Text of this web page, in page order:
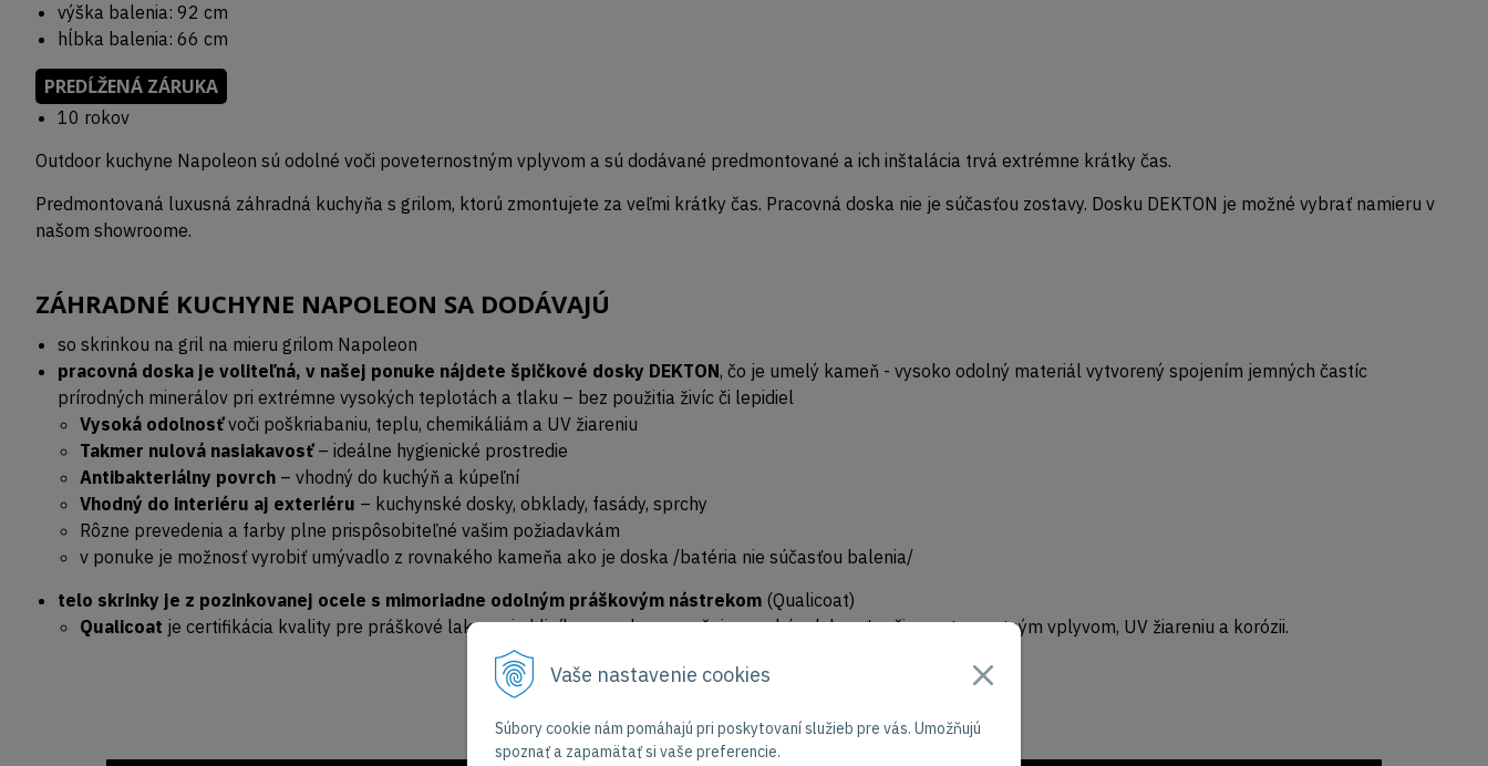
Vaše nastavenie cookies
Súbory cookie nám pomáhajú pri poskytovaní služieb pre vás. Umožňujú
spoznať a zapamätať si vaše preferencie.
výška balenia: 92 cm
hĺbka balenia: 66 cm
PREDĹŽENÁ ZÁRUKA
10 rokov
Outdoor kuchyne Napoleon sú odolné voči poveternostným vplyvom a sú dodávané predmontované a ich inštalácia trvá extrémne krátky čas.
Predmontovaná luxusná záhradná kuchyňa s grilom, ktorú zmontujete za veľmi krátky čas. Pracovná doska nie je súčasťou zostavy. Dosku DEKTON je možné vybrať namieru v
našom showroome.
ZÁHRADNÉ KUCHYNE NAPOLEON SA DODÁVAJÚ
so skrinkou na gril na mieru grilom Napoleon
pracovná doska je voliteľná, v našej ponuke nájdete špičkové dosky DEKTON, čo je umelý kameň - vysoko odolný materiál vytvorený spojením jemných častíc
prírodných minerálov pri extrémne vysokých teplotách a tlaku – bez použitia živíc či lepidiel
Vysoká odolnosťvoči poškriabaniu, teplu, chemikáliám a UV žiareniu
Takmer nulová nasiakavosť– ideálne hygienické prostredie
Antibakteriálny povrch – vhodný do kuchýň a kúpeľní
Vhodný do interiéru aj exteriéru – kuchynské dosky, obklady, fasády, sprchy
Rôzne prevedenia a farby plne prispôsobiteľné vašim požiadavkám
v ponuke je možnosť vyrobiť umývadlo z rovnakého kameňa ako je doska /batéria nie súčasťou balenia/
telo skrinky je z pozinkovanej ocele s mimoriadne odolným práškovým nástrekom (Qualicoat)
Qualicoat je certifikácia kvality pre práškové lakovanie hliníka a ocele – zaručuje vysokú odolnosť voči poveternostným vplyvom, UV žiareniu a korózii.